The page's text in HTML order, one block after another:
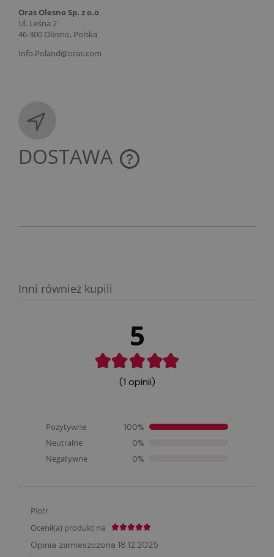
Oras Olesno Sp. z o.o
Ul. Leśna 2
46-300 Olesno, Polska
Info.Poland@oras.com
DOSTAWA
CENA NIE ZAWIERA EWENTUALNYCH KOSZTÓW
Inni również kupili
5
(1 opinii)
Pozytywne 100%
Neutralne 0%
Negatywne 0%
Piotr
Ocenił(a) produkt na
Opinia zamieszczona 18.12.2025